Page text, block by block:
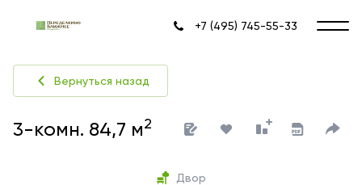
+7 (495) 745-55-33
Вернуться назад
3-комн. 84,7 м2
Двор